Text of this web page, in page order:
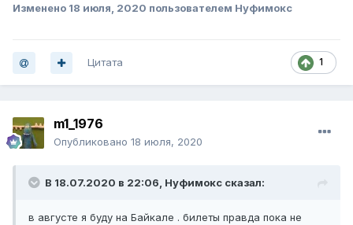
Изменено 18 июля, 2020 пользователем Нуфимокс
1
Цитата
m1_1976
Опубликовано 18 июля, 2020
В 18.07.2020 в 22:06, Нуфимокс сказал:
в августе я буду на Байкале . билеты правда пока не